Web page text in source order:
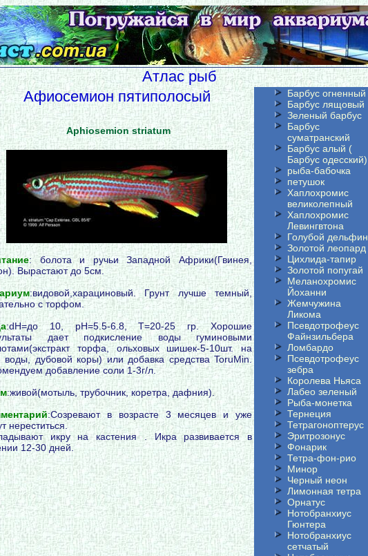
Атлас рыб
Афиосемион пятиполосый
Aphiosemion striatum
: болота и ручьи Западной Африки(Гвинея,
Вырастают до 5см.
:видовой,харациновый. Грунт лучше темный,
с торфом.
:dH=до 10, pH=5.5-6.8, T=20-25 гр. Хорошие
дает подкисление воды гуминовыми
торфа, ольховых шишек-5-10шт. на
воды, дубовой коры) или добавка средства ToruMin.
добавление соли 1-3г/л.
:живой(мотыль, трубочник, коретра, дафния).
:Созревают в возрасте 3 месяцев и уже
нереститься.
икру на кастения . Икра развивается в
12-30 дней.
Барбус огненный
Барбус лящовый
Зеленый барбус
Барбус
суматранский
Барбус алый (
Барбус одесский)
рыба-бабочка
петушок
Хаплохромис
великолепный
Хаплохромис
Левингвтона
Голубой дельфин
Золотой леопард
Цихлида-тапир
Золотой попугай
Меланохромис
Йоханни
Жемчужина
Ликома
Псевдотрофеус
Файнзильбера
Ломбардо
Псевдотрофеус
зебра
Королева Ньяса
Лабео зеленый
Рыба-монетка
Тернеция
Тетрагоноптерус
Эритрозонус
Фонарик
Тетра-фон-рио
Минор
Черный неон
Лимонная тетра
Орнатус
Нотобранхиус
Гюнтера
Нотобранхиус
сетчатый